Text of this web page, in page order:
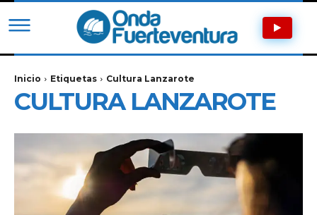
Inicio Etiquetas Cultura Lanzarote
CULTURA LANZAROTE